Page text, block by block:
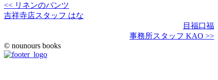
<< リネンのパンツ
吉祥寺店スタッフ はな
目福口福
事務所スタッフ KAO >>
© nounours books